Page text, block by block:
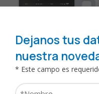
Monitores de Traslado
Dejanos tus
nuestra
* Este campo es
Nombre